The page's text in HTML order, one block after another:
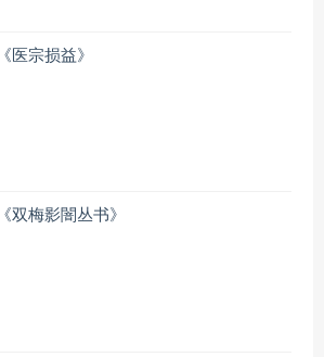
《医宗损益》
《双梅影闇丛书》